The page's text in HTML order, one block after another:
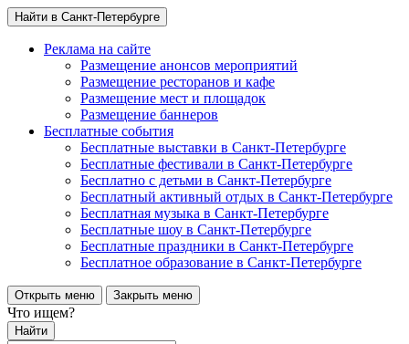
Найти в Санкт-Петербурге
Реклама на сайте
Размещение анонсов мероприятий
Размещение ресторанов и кафе
Размещение мест и площадок
Размещение баннеров
Бесплатные события
Бесплатные выставки в Санкт-Петербурге
Бесплатные фестивали в Санкт-Петербурге
Бесплатно с детьми в Санкт-Петербурге
Бесплатный активный отдых в Санкт-Петербурге
Бесплатная музыка в Санкт-Петербурге
Бесплатные шоу в Санкт-Петербурге
Бесплатные праздники в Санкт-Петербурге
Бесплатное образование в Санкт-Петербурге
Открыть меню Закрыть меню
Что ищем?
Найти